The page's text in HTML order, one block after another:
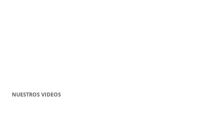
NUESTROS VIDEOS